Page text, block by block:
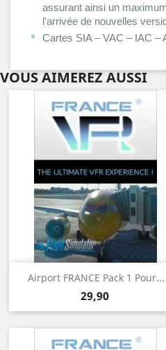
assurant ainsi un
l'arrivée de nouvelles
Cartes SIA – VAC – IAC –
VOUS AIMEREZ AUSSI
Airport FRANCE Pack 1 Pour...
Prix
29,90